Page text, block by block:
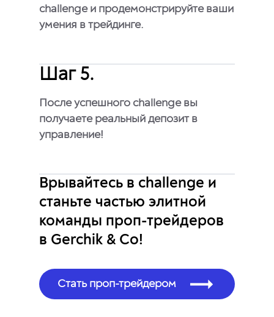
challenge и продемонстрируйте ваши
умения в трейдинге.
Шаг 5.
После успешного challenge вы
получаете реальный депозит в
управление!
Врывайтесь в challenge и
станьте частью элитной
команды проп-трейдеров
в Gerchik & Co!
Стать проп-трейдером